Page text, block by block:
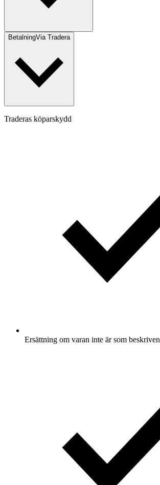
BetalningVia Tradera
Traderas köparskydd
Ersättning om varan inte är som beskriven